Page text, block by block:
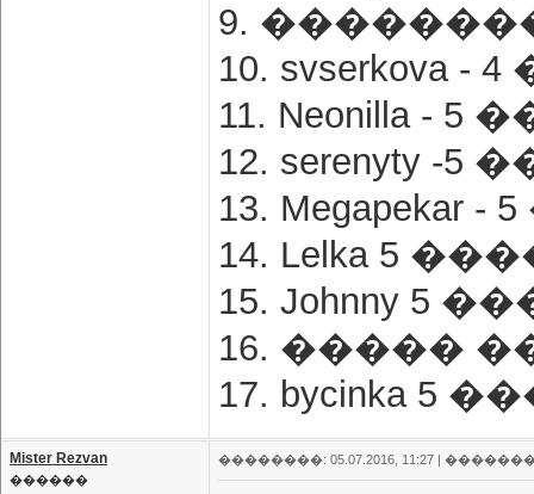
9.
10. svserkova
11. Neonilla -
12. serenyty -
13.
14. Lelka 5
15. Johnny 5
16. �����
17. bycinka 5
Mister Rezvan
������
��������: 05.07.2016, 11:27 |